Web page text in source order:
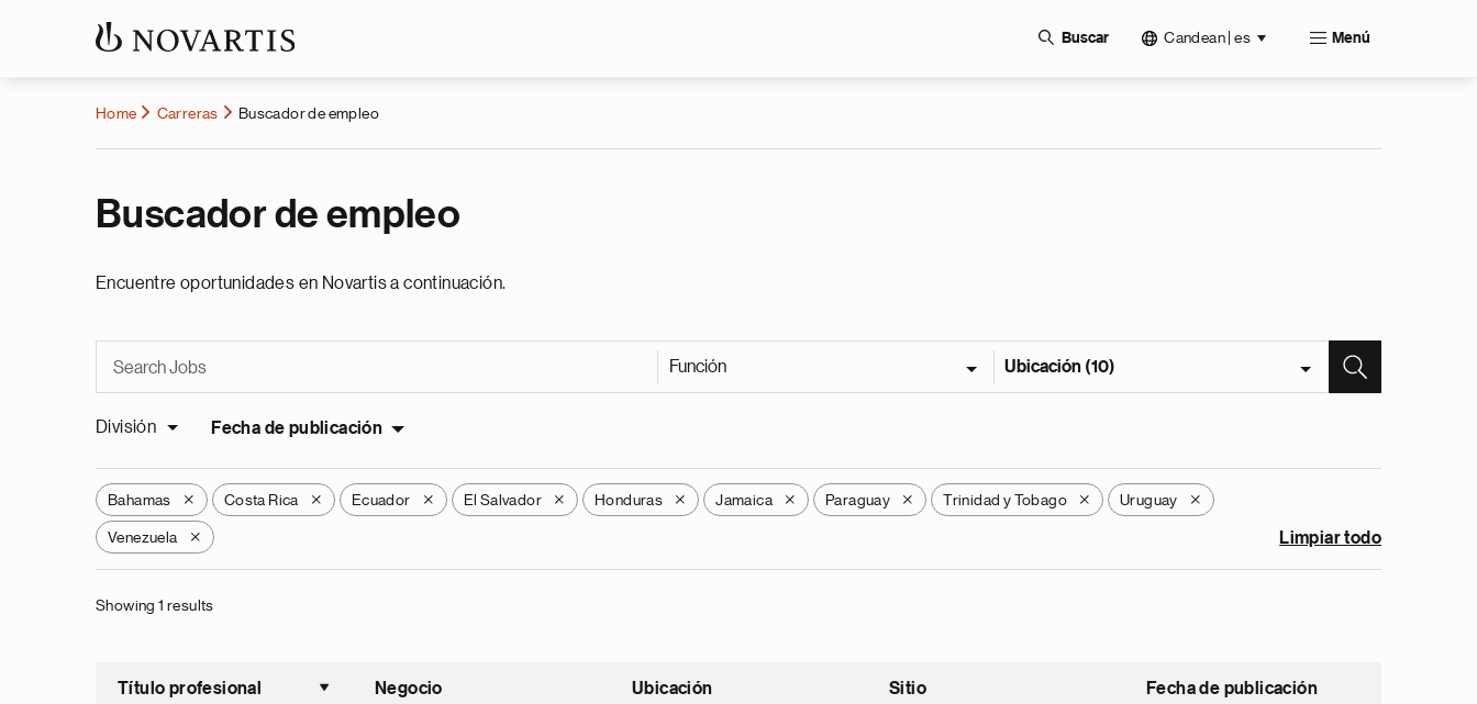
Buscar Candean | es Menú
Home Carreras Buscador de empleo
Buscador de empleo
Encuentre oportunidades en Novartis a continuación.
Función Ubicación (10)
División Fecha de publicación
Bahamas X Costa Rica X Ecuador X El Salvador X Honduras X Jamaica X Paraguay X Trinidad y Tobago X Uruguay X
Venezuela X Limpiar todo
Showing 1 results
Título profesional
Ordenar ascendente
Negocio Ubicación Sitio Fecha de publicación